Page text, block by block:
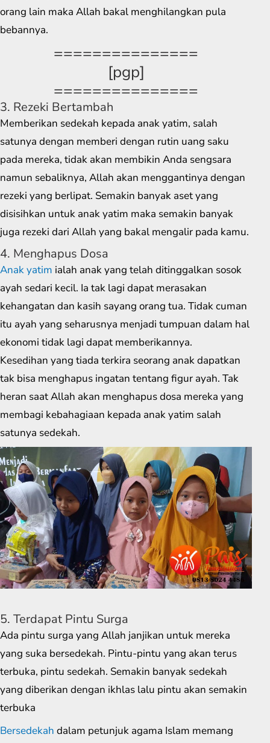
orang lain maka Allah bakal menghilangkan pula
bebannya.
===============
[pgp]
===============
3. Rezeki Bertambah
Memberikan sedekah kepada anak yatim, salah
satunya dengan memberi dengan rutin uang saku
pada mereka, tidak akan membikin Anda sengsara
namun sebaliknya, Allah akan menggantinya dengan
rezeki yang berlipat. Semakin banyak aset yang
disisihkan untuk anak yatim maka semakin banyak
juga rezeki dari Allah yang bakal mengalir pada kamu.
4. Menghapus Dosa
Anak yatim ialah anak yang telah ditinggalkan sosok
ayah sedari kecil. Ia tak lagi dapat merasakan
kehangatan dan kasih sayang orang tua. Tidak cuman
itu ayah yang seharusnya menjadi tumpuan dalam hal
ekonomi tidak lagi dapat memberikannya.
Kesedihan yang tiada terkira seorang anak dapatkan
tak bisa menghapus ingatan tentang figur ayah. Tak
heran saat Allah akan menghapus dosa mereka yang
membagi kebahagiaan kepada anak yatim salah
satunya sedekah.
5. Terdapat Pintu Surga
Ada pintu surga yang Allah janjikan untuk mereka
yang suka bersedekah. Pintu-pintu yang akan terus
terbuka, pintu sedekah. Semakin banyak sedekah
yang diberikan dengan ikhlas lalu pintu akan semakin
terbuka
Bersedekah dalam petunjuk agama Islam memang